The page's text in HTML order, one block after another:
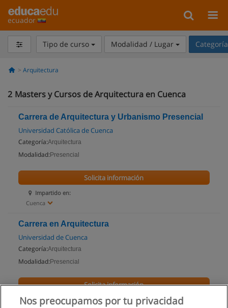
ecuador
Tipo de curso Modalidad / Lugar
Arquitectura
2 Masters y Cursos de Arquitectura en Cuenca
Carrera de Arquitectura y Urbanismo Presencial
Universidad Católica de Cuenca
Categoría:Arquitectura
Modalidad: Presencial
Impartido en:
Cuenca
Solicita información
Carrera en Arquitectura
Universidad de Cuenca
Categoría:Arquitectura
Modalidad: Presencial
Impartido en:
Solicita información
Nos preocupamos por tu privacidad